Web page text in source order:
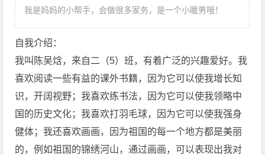
我是妈妈的小帮手，会做很多家务，是一个小暖男哦！
自我介绍：
我叫陈吴焓，来自二（5）班，有着广泛的兴趣爱好。我
喜欢阅读一些有益的课外书籍，因为它可以使我增长知
识，开阔视野；我喜欢练书法，因为它可以使我领略中
国的历史文化；我喜欢打羽毛球，因为它可以使我强身
健体；我还喜欢画画，因为祖国的每一个地方都是美丽
的，例如祖国的锦绣河山，通过画画，可以表现出我对